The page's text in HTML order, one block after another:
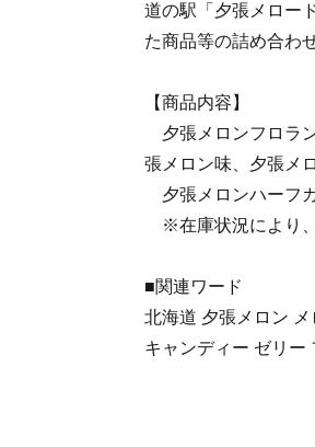
道の駅「夕張メロー
た商品等の詰め合わ
【商品内容】
夕張メロンフロラ
張メロン味、夕張メ
夕張メロンハーフ
※在庫状況により、
■関連ワード
北海道 夕張メロン
キャンディー ゼリー